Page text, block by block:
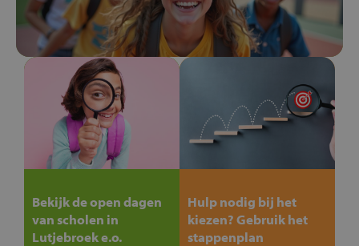
Bekijk de open dagen
van scholen in
Lutjebroek e.o.
Hulp nodig bij het
kiezen? Gebruik het
stappenplan